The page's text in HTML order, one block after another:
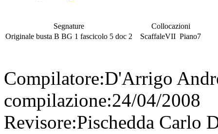
Segnature
Originale busta B BG 1 fascicolo 5 doc 2
Collocazioni
ScaffaleVII Piano7
Compilatore:D'Arrigo
compilazione:24/04/2008
Revisore:Pischedda Carlo